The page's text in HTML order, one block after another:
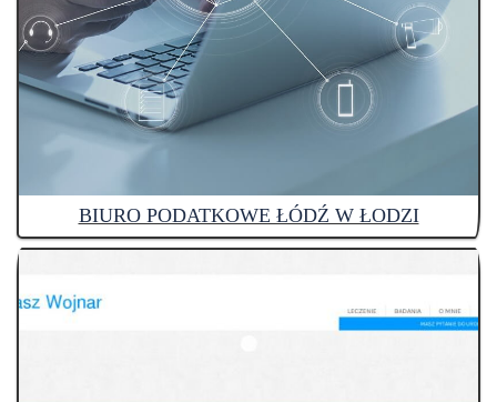
BIURO PODATKOWE ŁÓDŹ W ŁODZI